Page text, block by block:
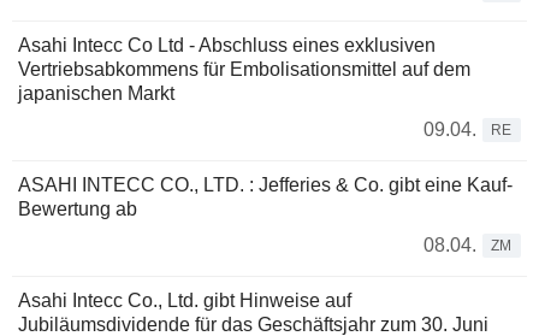
Asahi Intecc Co Ltd - Abschluss eines exklusiven
Vertriebsabkommens für Embolisationsmittel auf dem
japanischen Markt
09.04.
RE
ASAHI INTECC CO., LTD. : Jefferies & Co. gibt eine Kauf-
Bewertung ab
08.04.
ZM
Asahi Intecc Co., Ltd. gibt Hinweise auf
Jubiläumsdividende für das Geschäftsjahr zum 30. Juni